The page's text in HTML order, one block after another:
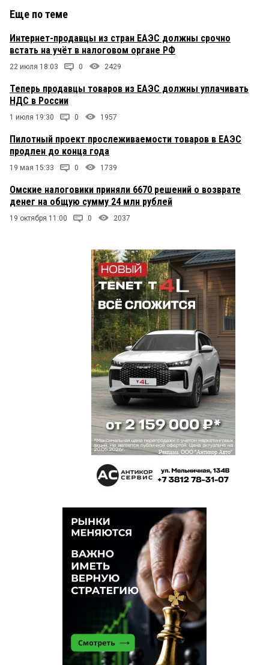
Еще по теме
Интернет-продавцы из стран ЕАЭС должны срочно
встать на учёт в налоговом органе РФ
22 июля 18:03 0 2429
Теперь продавцы товаров из ЕАЭС должны уплачивать
НДС в России
1 июля 19:30 0 1957
Пилотный проект прослеживаемости товаров в ЕАЭС
продлен до конца года
19 мая 15:33 0 1739
Омские налоговики приняли 6670 решений о возврате
денег на общую сумму 24 млн рублей
19 октября 11:00 0 2037